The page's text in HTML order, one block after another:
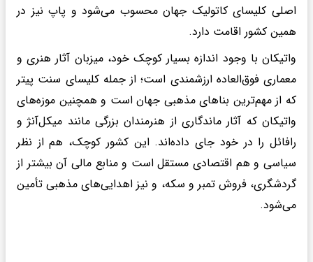
اصلی کلیسای کاتولیک جهان محسوب می‌شود و پاپ نیز در
همین کشور اقامت دارد.
واتیکان با وجود اندازه بسیار کوچک خود، میزبان آثار هنری و
معماری فوق‌العاده ارزشمندی است؛ از جمله کلیسای سنت پیتر
که از مهم‌ترین بناهای مذهبی جهان است و همچنین موزه‌های
واتیکان که آثار ماندگاری از هنرمندان بزرگی مانند میکل‌آنژ و
رافائل را در خود جای داده‌اند. این کشور کوچک، هم از نظر
سیاسی و هم اقتصادی مستقل است و منابع مالی آن بیشتر از
گردشگری، فروش تمبر و سکه، و نیز اهدایی‌های مذهبی تأمین
می‌شود.